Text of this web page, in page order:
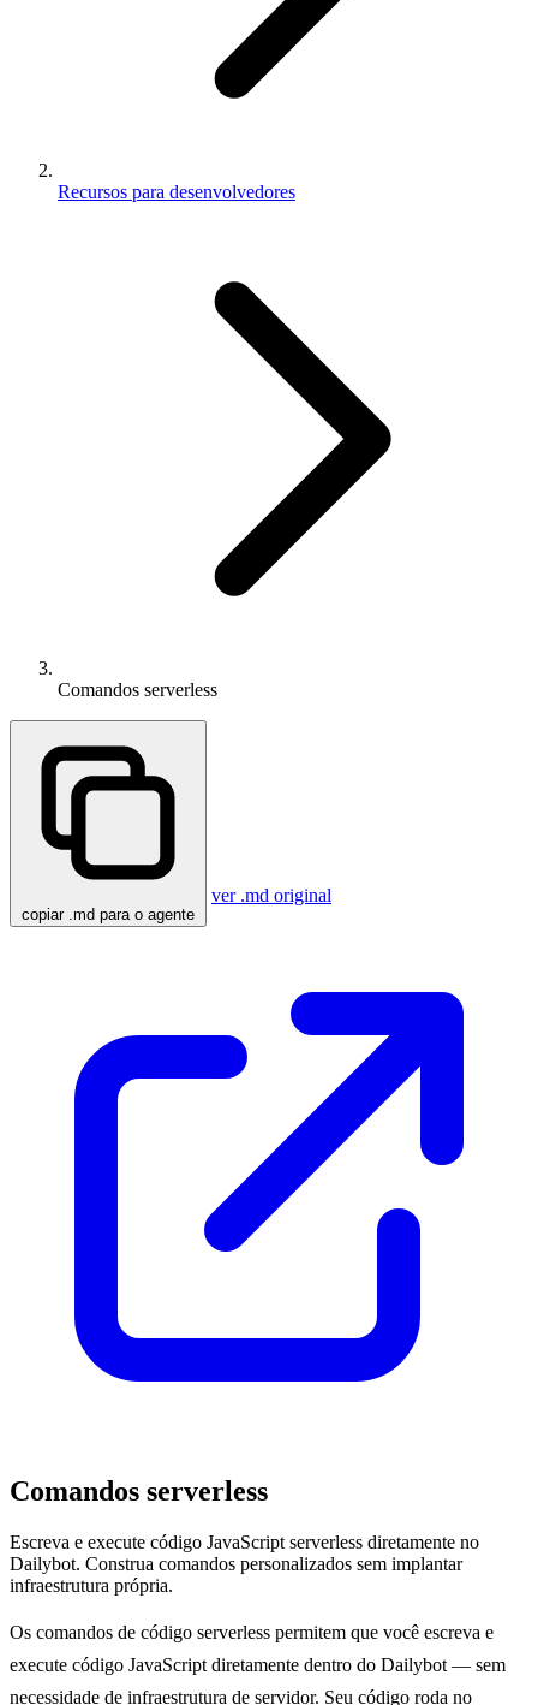
Recursos para desenvolvedores
Comandos serverless
copiar .md para o agente
ver .md original
Comandos serverless
Escreva e execute código JavaScript serverless diretamente no
Dailybot. Construa comandos personalizados sem implantar
infraestrutura própria.
Os comandos de código serverless permitem que você escreva e
execute código JavaScript diretamente dentro do Dailybot — sem
necessidade de infraestrutura de servidor. Seu código roda no